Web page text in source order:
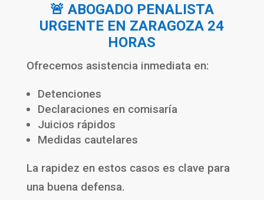
🚨 ABOGADO PENALISTA
URGENTE EN ZARAGOZA 24
HORAS
Ofrecemos asistencia inmediata en:
Detenciones
Declaraciones en comisaría
Juicios rápidos
Medidas cautelares
La rapidez en estos casos es clave para
una buena defensa.